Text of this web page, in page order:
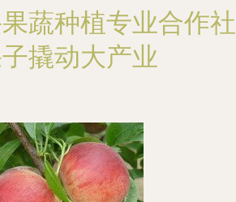
蔬种植专业合作社
撬动大产业